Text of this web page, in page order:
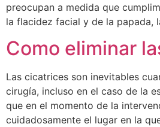
preocupan a medida que
la flacidez facial y de la papada,
Como eliminar
Las cicatrices son inevitables
cirugía, incluso en el caso de la
que en el momento de la
cuidadosamente el lugar en la